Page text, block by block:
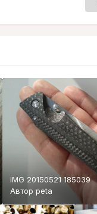
IMG 20150521 185039
Автор peta